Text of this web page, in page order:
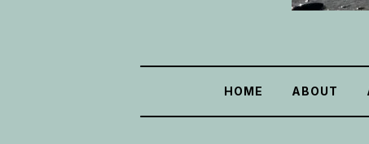
HOME ABOUT